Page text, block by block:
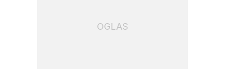
OGLAS